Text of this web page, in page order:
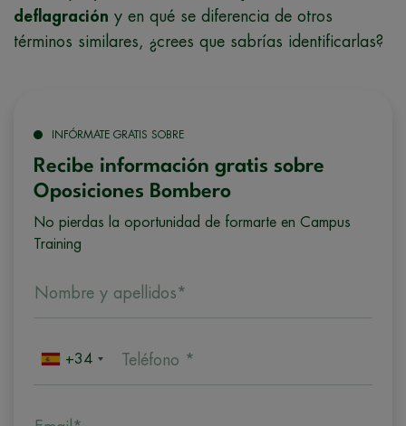
deflagración y en qué se diferencia de otros
términos similares, ¿crees que sabrías identificarlas?
INFÓRMATE GRATIS SOBRE
Recibe información gratis sobre
Oposiciones Bombero
No pierdas la oportunidad de formarte en Campus
Training
Nombre y apellidos*
+34 Teléfono *